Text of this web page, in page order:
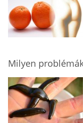
Milyen